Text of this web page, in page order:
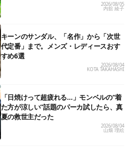
2026/08/05
内舘 綾子
キーンのサンダル、「名作」から「次世
代定番」まで。メンズ・レディースおす
すめ6選
2026/08/04
KOTA TAKAHASHI
「日焼けって超疲れる…」モンベルの“着
た方が涼しい”話題のパーカ試したら、真
夏の救世主だった
2026/08/04
山畑 理絵